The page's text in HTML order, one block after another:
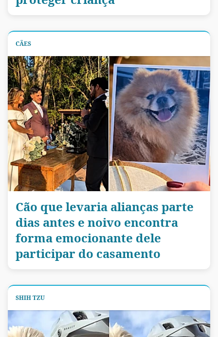
CÃES
Cão que levaria alianças parte
dias antes e noivo encontra
forma emocionante dele
participar do casamento
SHIH TZU